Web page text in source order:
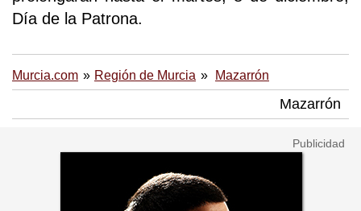
Día de la Patrona.
Murcia.com Región de Murcia Mazarrón
Mazarrón